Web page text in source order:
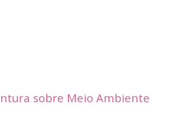
sobre Meio Ambiente